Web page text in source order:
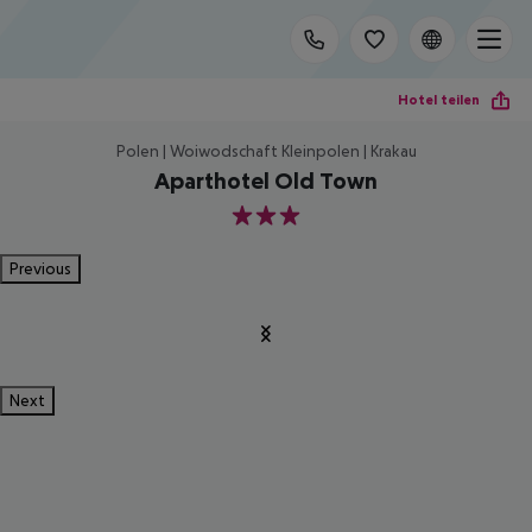
Hotel teilen
Polen | Woiwodschaft Kleinpolen | Krakau
Aparthotel Old Town
3
Previous
Next